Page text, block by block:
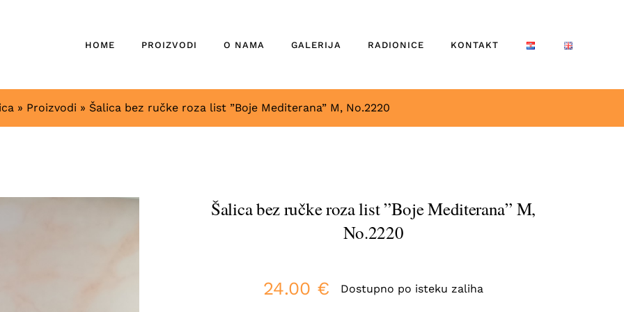
HOME PROIZVODI O NAMA GALERIJA RADIONICE KONTAKT
» Proizvodi » Šalica bez ručke roza list ”Boje Mediterana” M, No.2220
Šalica bez ručke roza list ”Boje Mediterana” M,
No.2220
24.00 € Dostupno po isteku zaliha